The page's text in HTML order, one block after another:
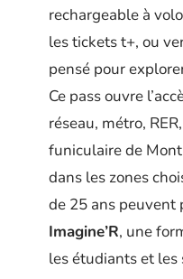
rechargeable à
les tickets t+, ou
pensé pour
Ce pass ouvre
réseau, métro,
funiculaire de
dans les zones
de 25 ans
Imagine’R, une
les étudiants et les